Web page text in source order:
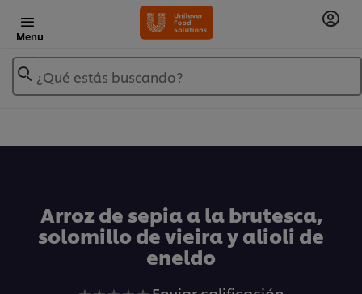
Menu
¿Qué estás buscando?
Arroz de sepia a la brutesca,
solomillo de vieira y alioli de
eneldo